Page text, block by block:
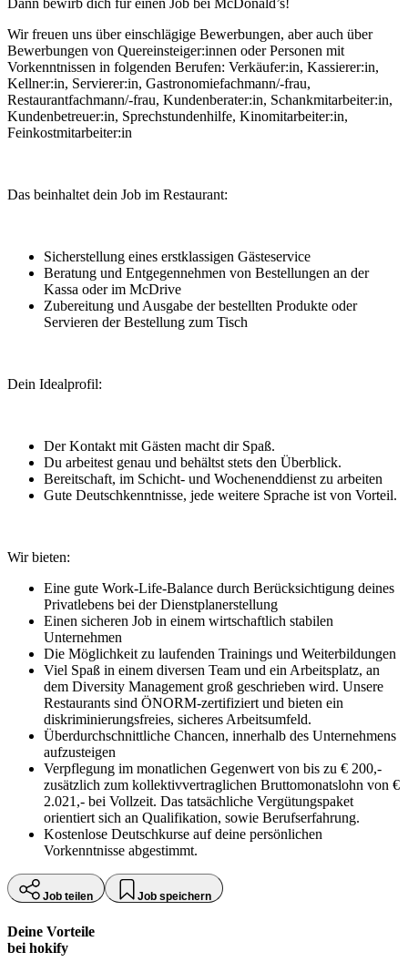
Dann bewirb dich für einen Job bei McDonald’s!
Wir freuen uns über einschlägige Bewerbungen, aber auch über
Bewerbungen von Quereinsteiger:innen oder Personen mit
Vorkenntnissen in folgenden Berufen: Verkäufer:in, Kassierer:in,
Kellner:in, Servierer:in, Gastronomiefachmann/-frau,
Restaurantfachmann/-frau, Kundenberater:in, Schankmitarbeiter:in,
Kundenbetreuer:in, Sprechstundenhilfe, Kinomitarbeiter:in,
Feinkostmitarbeiter:in
Das beinhaltet dein Job im Restaurant:
Sicherstellung eines erstklassigen Gästeservice
Beratung und Entgegennehmen von Bestellungen an der
Kassa oder im McDrive
Zubereitung und Ausgabe der bestellten Produkte oder
Servieren der Bestellung zum Tisch
Dein Idealprofil:
Der Kontakt mit Gästen macht dir Spaß.
Du arbeitest genau und behältst stets den Überblick.
Bereitschaft, im Schicht- und Wochenenddienst zu arbeiten
Gute Deutschkenntnisse, jede weitere Sprache ist von Vorteil.
Wir bieten:
Eine gute Work-Life-Balance durch Berücksichtigung deines
Privatlebens bei der Dienstplanerstellung
Einen sicheren Job in einem wirtschaftlich stabilen
Unternehmen
Die Möglichkeit zu laufenden Trainings und Weiterbildungen
Viel Spaß in einem diversen Team und ein Arbeitsplatz, an
dem Diversity Management groß geschrieben wird. Unsere
Restaurants sind ÖNORM-zertifiziert und bieten ein
diskriminierungsfreies, sicheres Arbeitsumfeld.
Überdurchschnittliche Chancen, innerhalb des Unternehmens
aufzusteigen
Verpflegung im monatlichen Gegenwert von bis zu € 200,-
zusätzlich zum kollektivvertraglichen Bruttomonatslohn von €
2.021,- bei Vollzeit. Das tatsächliche Vergütungspaket
orientiert sich an Qualifikation, sowie Berufserfahrung.
Kostenlose Deutschkurse auf deine persönlichen
Vorkenntnisse abgestimmt.
Job teilen Job speichern
Deine Vorteile
bei hokify